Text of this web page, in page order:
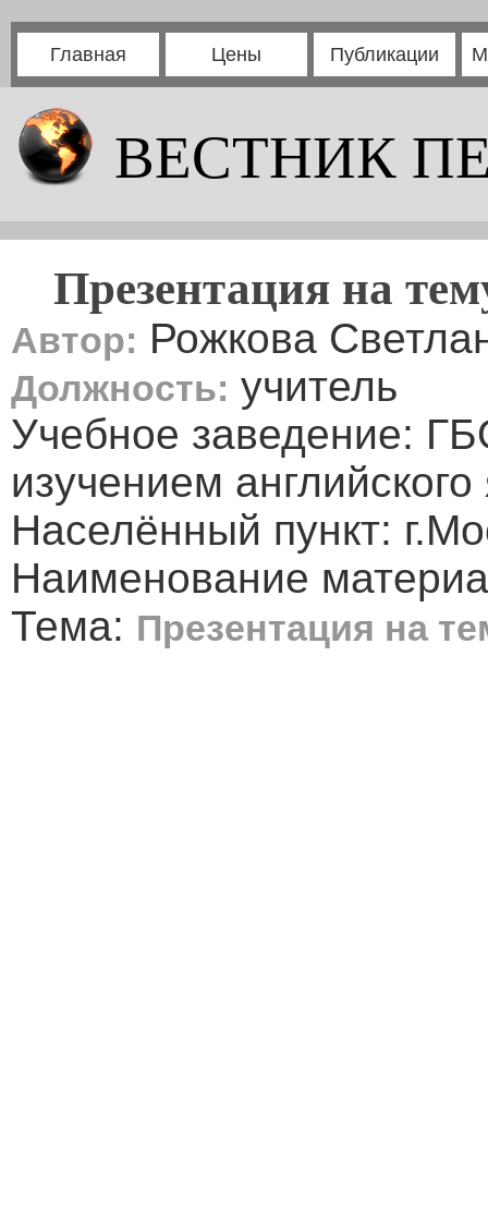
Главная Цены Публикации
ВЕСТНИК
Презентация на
Автор: Рожкова
Должность: учитель
Учебное заведение:
изучением
Населённый пункт:
Наименование
Тема: Презентация на